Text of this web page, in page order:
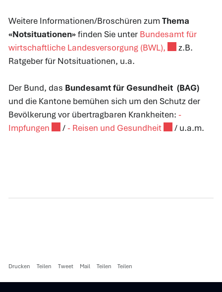
Weitere Informationen/Broschüren zum Thema
«Notsituationen»finden Sie unter Bundesamt für
wirtschaftliche Landesversorgung (BWL), Externer Link
z.B.
Ratgeber für Notsituationen, u.a.
Der Bund, das Bundesamt für Gesundheit (BAG)
und die Kantone bemühen sich um den Schutz der
Bevölkerung vor übertragbaren Krankheiten: -
Impfungen Externer Link wird in einem neuen Fenster
/- Reisen und GesundheitExterner Link
/ u.a.m.
Drucken Teilen Tweet Mail Teilen Teilen